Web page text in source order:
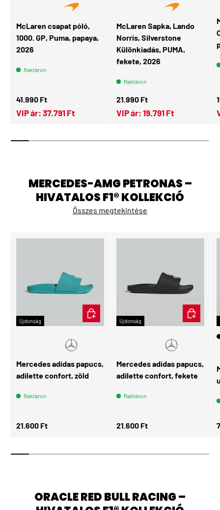
McLaren csapat póló,
1000. GP, Puma, papaya,
2026
Raktáron
Normál ár
41.990 Ft
VIP ár: 37.791 Ft
McLaren Sapka, Lando
Norris, Silverstone
Különkiadás, PUMA,
fekete, 2026
Raktáron
Normál ár
21.990 Ft
VIP ár: 19.791 Ft
MERCEDES-AMG PETRONAS –
HIVATALOS F1® KOLLEKCIÓ
Összes megtekintése
Újdonság
Mercedes adidas papucs,
adilette confort, zöld
Raktáron
Normál ár
21.600 Ft
ÉRDEKEL
Újdonság
Mercedes adidas papucs,
adilette confort, fekete
Raktáron
Normál ár
21.600 Ft
ÉRDEKEL
ORACLE RED BULL RACING –